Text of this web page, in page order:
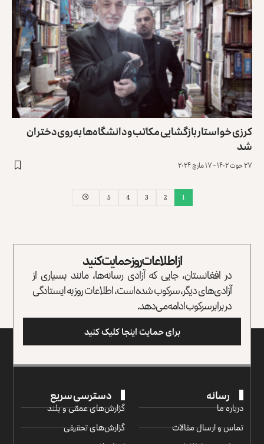
کرزی خواستار بازگشایی مکاتب و دانشگاه‌ها به‌روی دختران
شد
۲۷ حوت ۱۴۰۲ - ۱۷ مارچ ۲۰۲۴
1
2
3
4
5
از اطلاعات روز حمایت کنید
در افغانستان، جایی که آزادی رسانه‌ها، مانند بسیاری از
آزادی‌های دیگر، سرکوب شده است، اطلاعات روز به ایستادگی
در برابر سرکوب ادامه می‌دهد.
برای حمایت اینجا کلیک کنید
رسانه
درباره ما
تماس و ارسال مقالات
دسترسی سریع
گزارش‌‌های عمقی و بلند
گزارش‌های تحقیقی